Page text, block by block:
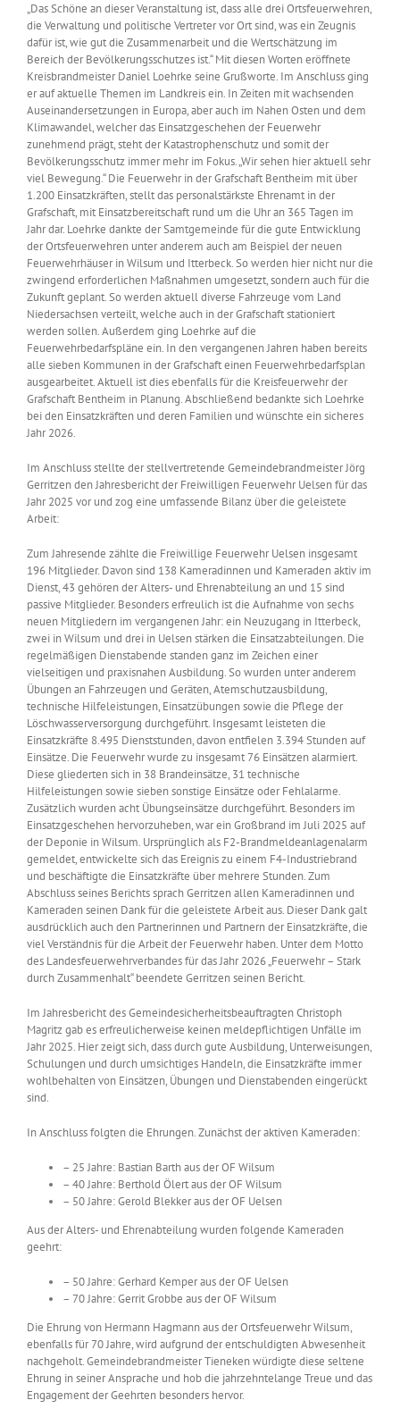
„Das Schöne an dieser Veranstaltung ist, dass alle drei Ortsfeuerwehren,
die Verwaltung und politische Vertreter vor Ort sind, was ein Zeugnis
dafür ist, wie gut die Zusammenarbeit und die Wertschätzung im
Bereich der Bevölkerungsschutzes ist.“ Mit diesen Worten eröffnete
Kreisbrandmeister Daniel Loehrke seine Grußworte. Im Anschluss ging
er auf aktuelle Themen im Landkreis ein. In Zeiten mit wachsenden
Auseinandersetzungen in Europa, aber auch im Nahen Osten und dem
Klimawandel, welcher das Einsatzgeschehen der Feuerwehr
zunehmend prägt, steht der Katastrophenschutz und somit der
Bevölkerungsschutz immer mehr im Fokus. „Wir sehen hier aktuell sehr
viel Bewegung.“ Die Feuerwehr in der Grafschaft Bentheim mit über
1.200 Einsatzkräften, stellt das personalstärkste Ehrenamt in der
Grafschaft, mit Einsatzbereitschaft rund um die Uhr an 365 Tagen im
Jahr dar. Loehrke dankte der Samtgemeinde für die gute Entwicklung
der Ortsfeuerwehren unter anderem auch am Beispiel der neuen
Feuerwehrhäuser in Wilsum und Itterbeck. So werden hier nicht nur die
zwingend erforderlichen Maßnahmen umgesetzt, sondern auch für die
Zukunft geplant. So werden aktuell diverse Fahrzeuge vom Land
Niedersachsen verteilt, welche auch in der Grafschaft stationiert
werden sollen. Außerdem ging Loehrke auf die
Feuerwehrbedarfspläne ein. In den vergangenen Jahren haben bereits
alle sieben Kommunen in der Grafschaft einen Feuerwehrbedarfsplan
ausgearbeitet. Aktuell ist dies ebenfalls für die Kreisfeuerwehr der
Grafschaft Bentheim in Planung. Abschließend bedankte sich Loehrke
bei den Einsatzkräften und deren Familien und wünschte ein sicheres
Jahr 2026.
Im Anschluss stellte der stellvertretende Gemeindebrandmeister Jörg
Gerritzen den Jahresbericht der Freiwilligen Feuerwehr Uelsen für das
Jahr 2025 vor und zog eine umfassende Bilanz über die geleistete
Arbeit:
Zum Jahresende zählte die Freiwillige Feuerwehr Uelsen insgesamt
196 Mitglieder. Davon sind 138 Kameradinnen und Kameraden aktiv im
Dienst, 43 gehören der Alters- und Ehrenabteilung an und 15 sind
passive Mitglieder. Besonders erfreulich ist die Aufnahme von sechs
neuen Mitgliedern im vergangenen Jahr: ein Neuzugang in Itterbeck,
zwei in Wilsum und drei in Uelsen stärken die Einsatzabteilungen. Die
regelmäßigen Dienstabende standen ganz im Zeichen einer
vielseitigen und praxisnahen Ausbildung. So wurden unter anderem
Übungen an Fahrzeugen und Geräten, Atemschutzausbildung,
technische Hilfeleistungen, Einsatzübungen sowie die Pflege der
Löschwasserversorgung durchgeführt. Insgesamt leisteten die
Einsatzkräfte 8.495 Dienststunden, davon entfielen 3.394 Stunden auf
Einsätze. Die Feuerwehr wurde zu insgesamt 76 Einsätzen alarmiert.
Diese gliederten sich in 38 Brandeinsätze, 31 technische
Hilfeleistungen sowie sieben sonstige Einsätze oder Fehlalarme.
Zusätzlich wurden acht Übungseinsätze durchgeführt. Besonders im
Einsatzgeschehen hervorzuheben, war ein Großbrand im Juli 2025 auf
der Deponie in Wilsum. Ursprünglich als F2-Brandmeldeanlagenalarm
gemeldet, entwickelte sich das Ereignis zu einem F4-Industriebrand
und beschäftigte die Einsatzkräfte über mehrere Stunden. Zum
Abschluss seines Berichts sprach Gerritzen allen Kameradinnen und
Kameraden seinen Dank für die geleistete Arbeit aus. Dieser Dank galt
ausdrücklich auch den Partnerinnen und Partnern der Einsatzkräfte, die
viel Verständnis für die Arbeit der Feuerwehr haben. Unter dem Motto
des Landesfeuerwehrverbandes für das Jahr 2026 „Feuerwehr – Stark
durch Zusammenhalt“ beendete Gerritzen seinen Bericht.
Im Jahresbericht des Gemeindesicherheitsbeauftragten Christoph
Magritz gab es erfreulicherweise keinen meldepflichtigen Unfälle im
Jahr 2025. Hier zeigt sich, dass durch gute Ausbildung, Unterweisungen,
Schulungen und durch umsichtiges Handeln, die Einsatzkräfte immer
wohlbehalten von Einsätzen, Übungen und Dienstabenden eingerückt
sind.
In Anschluss folgten die Ehrungen. Zunächst der aktiven Kameraden:
– 25 Jahre: Bastian Barth aus der OF Wilsum
– 40 Jahre: Berthold Ölert aus der OF Wilsum
– 50 Jahre: Gerold Blekker aus der OF Uelsen
Aus der Alters- und Ehrenabteilung wurden folgende Kameraden
geehrt:
– 50 Jahre: Gerhard Kemper aus der OF Uelsen
– 70 Jahre: Gerrit Grobbe aus der OF Wilsum
Die Ehrung von Hermann Hagmann aus der Ortsfeuerwehr Wilsum,
ebenfalls für 70 Jahre, wird aufgrund der entschuldigten Abwesenheit
nachgeholt. Gemeindebrandmeister Tieneken würdigte diese seltene
Ehrung in seiner Ansprache und hob die jahrzehntelange Treue und das
Engagement der Geehrten besonders hervor.